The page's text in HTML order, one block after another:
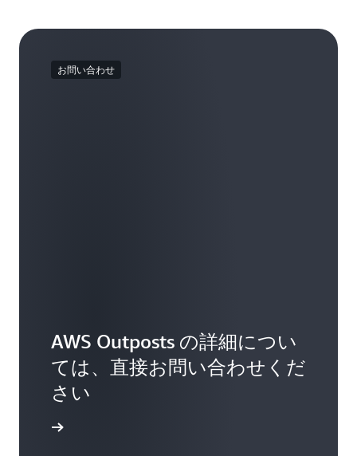
理、分散分析、広告配信、高度にスケーラブル
ィングのような計算量の多いワークロード向け
ーでは、Amazon EC2 インスタンスとサードパー
ストレージへの投資から最大限の価値を引き出
し、これらのストレージソリューションが提供
する高度なデータストレージと管理機能を有効
にします。 この統合では、Dell PowerStore、
オンプレミスエンタープライズストレージアレ
監視、保護、検証する強化されたセキュリティ
ースの負荷を専用のハードウェアとソフトウェ
護に責任を負います。現在リージョンで行って
の起動に使用される AMIのデータはデフォルト
転送中のデータ
お問い合わせ
AWS Outposts の詳細につい
ては、直接お問い合わせくだ
さい